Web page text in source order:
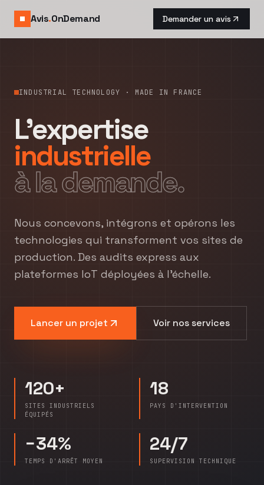
Avis.OnDemand Demander un avis
INDUSTRIAL TECHNOLOGY · MADE IN FRANCE
L'expertise
industrielle
à la demande.
Nous concevons, intégrons et opérons les
technologies qui transforment vos sites de
production. Des audits express aux
plateformes IoT déployées à l'échelle.
Lancer un projet Voir nos services
120+
SITES INDUSTRIELS
ÉQUIPÉS
18
PAYS D'INTERVENTION
−34%
TEMPS D'ARRÊT MOYEN
24/7
SUPERVISION TECHNIQUE